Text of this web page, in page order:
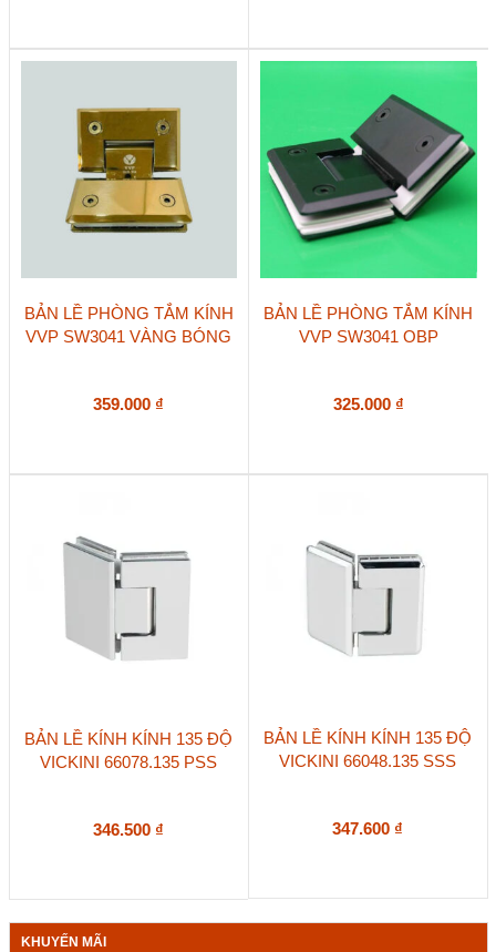
BẢN LỀ PHÒNG TẮM KÍNH
VVP SW3041 VÀNG BÓNG
359.000 ₫
BẢN LỀ PHÒNG TẮM KÍNH
VVP SW3041 OBP
325.000 ₫
BẢN LỀ KÍNH KÍNH 135 ĐỘ
VICKINI 66078.135 PSS
346.500 ₫
BẢN LỀ KÍNH KÍNH 135 ĐỘ
VICKINI 66048.135 SSS
347.600 ₫
KHUYẾN MÃI